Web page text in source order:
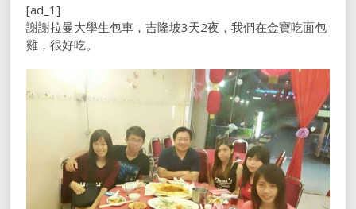
[ad_1]
謝謝拉曼大學生包車，吉隆坡3天2夜，我們在金寶吃面包
雞，很好吃。